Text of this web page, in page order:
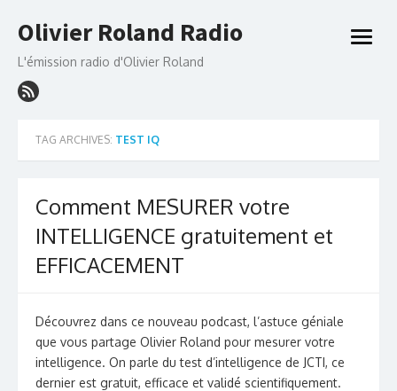
to
Olivier Roland Radio
L'émission radio d'Olivier Roland
open
TAG ARCHIVES: TEST IQ
Comment MESURER votre
INTELLIGENCE gratuitement et
EFFICACEMENT
Découvrez dans ce nouveau podcast, l’astuce géniale
que vous partage Olivier Roland pour mesurer votre
intelligence. On parle du test d’intelligence de JCTI, ce
dernier est gratuit, efficace et validé scientifiquement.